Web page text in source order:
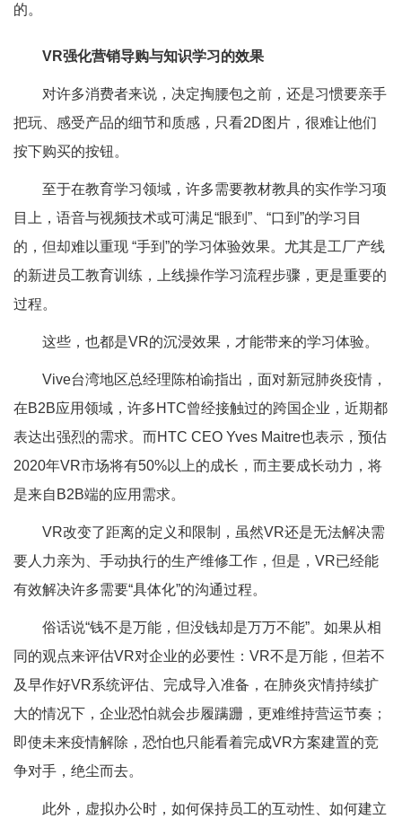
的。
VR强化营销导购与知识学习的效果
对许多消费者来说，决定掏腰包之前，还是习惯要亲手
把玩、感受产品的细节和质感，只看2D图片，很难让他们
按下购买的按钮。
至于在教育学习领域，许多需要教材教具的实作学习项
目上，语音与视频技术或可满足“眼到”、“口到”的学习目
的，但却难以重现 “手到”的学习体验效果。尤其是工厂产线
的新进员工教育训练，上线操作学习流程步骤，更是重要的
过程。
这些，也都是VR的沉浸效果，才能带来的学习体验。
Vive台湾地区总经理陈柏谕指出，面对新冠肺炎疫情，
在B2B应用领域，许多HTC曾经接触过的跨国企业，近期都
表达出强烈的需求。而HTC CEO Yves Maitre也表示，预估
2020年VR市场将有50%以上的成长，而主要成长动力，将
是来自B2B端的应用需求。
VR改变了距离的定义和限制，虽然VR还是无法解决需
要人力亲为、手动执行的生产维修工作，但是，VR已经能
有效解决许多需要“具体化”的沟通过程。
俗话说“钱不是万能，但没钱却是万万不能”。如果从相
同的观点来评估VR对企业的必要性：VR不是万能，但若不
及早作好VR系统评估、完成导入准备，在肺炎灾情持续扩
大的情况下，企业恐怕就会步履蹒跚，更难维持营运节奏；
即使未来疫情解除，恐怕也只能看着完成VR方案建置的竞
争对手，绝尘而去。
此外，虚拟办公时，如何保持员工的互动性、如何建立